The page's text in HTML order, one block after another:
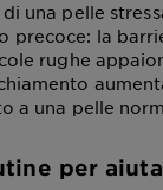
una pelle
precoce: la
rughe
a una pelle
per